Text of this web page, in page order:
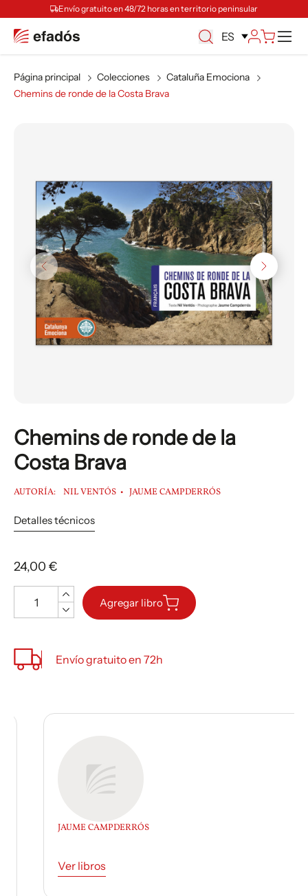
Envío gratuito en 48/72 horas en territorio peninsular
ES
Página principal Colecciones
Cataluña Emociona
Chemins de ronde de la Costa Brava
Chemins de ronde de la
Costa Brava
AUTORÍA: NIL VENTÓS JAUME CAMPDERRÓS
Detalles técnicos
24,00 €
Agregar libro
Envío gratuito en 72h
JAUME CAMPDERRÓS
Ver libros